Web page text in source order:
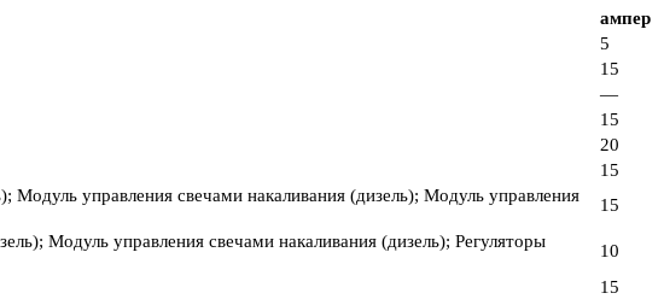
ампер
5
15
—
15
20
15
управления свечами накаливания (дизель); Модуль управления
15
Модуль управления свечами накаливания (дизель); Регуляторы
10
15